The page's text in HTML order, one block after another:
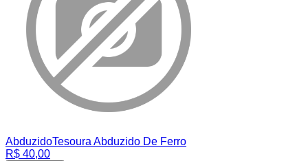
AbduzidoTesoura Abduzido De Ferro
R$ 40,00